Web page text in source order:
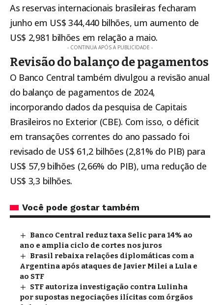
As reservas internacionais brasileiras fecharam
junho em US$ 344,440 bilhões, um aumento de
US$ 2,981 bilhões em relação a maio.
- CONTINUA APÓS A PUBLICIDADE -
Revisão do balanço de pagamentos
O Banco Central também divulgou a revisão anual
do balanço de pagamentos de 2024,
incorporando dados da pesquisa de Capitais
Brasileiros no Exterior (CBE). Com isso, o déficit
em transações correntes do ano passado foi
revisado de US$ 61,2 bilhões (2,81% do PIB) para
US$ 57,9 bilhões (2,66% do PIB), uma redução de
US$ 3,3 bilhões.
Você pode gostar também
Banco Central reduz taxa Selic para 14% ao
ano e amplia ciclo de cortes nos juros
Brasil rebaixa relações diplomáticas com a
Argentina após ataques de Javier Milei a Lula e
ao STF
STF autoriza investigação contra Lulinha
por supostas negociações ilícitas com órgãos